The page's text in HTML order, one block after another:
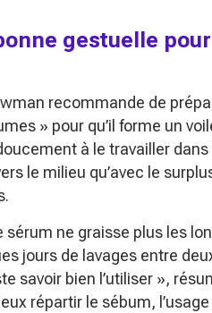
gestuelle
recommande de
» pour qu’il forme un
à le travailler
le milieu qu’avec le
sérum ne graisse plus les
jours de lavages entre
savoir bien l’utiliser »,
répartir le sébum,